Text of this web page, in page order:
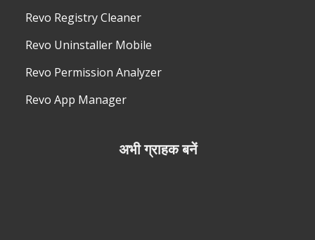
Revo Registry Cleaner
Revo Uninstaller Mobile
Revo Permission Analyzer
Revo App Manager
अभी ग्राहक बनें